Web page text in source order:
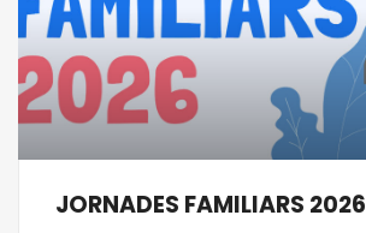
JORNADES FAMILIARS 2026